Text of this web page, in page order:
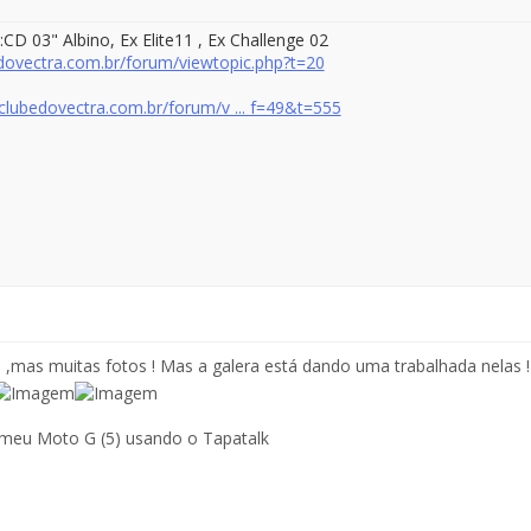
03" Albino, Ex Elite11 , Ex Challenge 02
forum/viewtopic.php?t=20
forum/v ... f=49&t=555
muitas fotos ! Mas a galera está dando uma trabalhada nelas
Moto G (5) usando o Tapatalk